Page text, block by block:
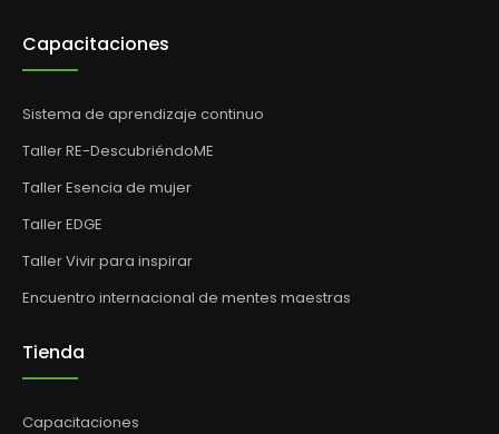
Capacitaciones
Sistema de aprendizaje continuo
Taller RE-DescubriéndoME
Taller Esencia de mujer
Taller EDGE
Taller Vivir para inspirar
Encuentro internacional de mentes maestras
Tienda
Capacitaciones